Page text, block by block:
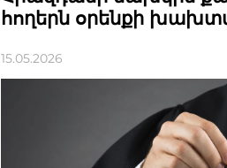
հողերն օրենքի
15.05.2026